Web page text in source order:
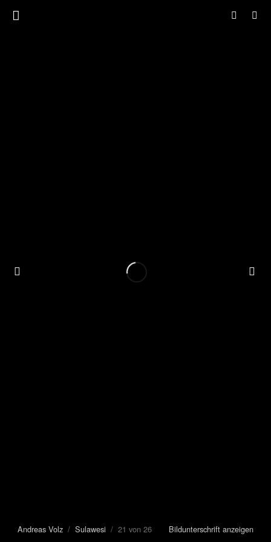
Andreas Volz / Sulawesi / 21 von 26 Bildunterschrift anzeigen